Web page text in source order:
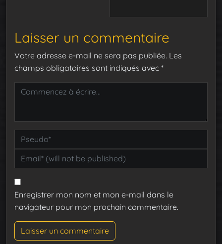
Laisser un commentaire
Votre adresse e-mail ne sera pas publiée. Les
champs obligatoires sont indiqués avec *
Enregistrer mon nom et mon e-mail dans le
navigateur pour mon prochain commentaire.